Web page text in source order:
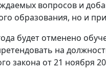
вопросов и
образования, но и
будет отменено
на
закона от 21 ноября